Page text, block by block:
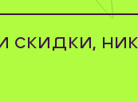
скидки,